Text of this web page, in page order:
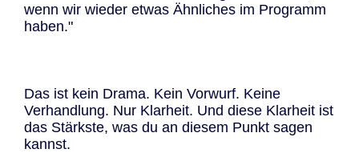
wenn wir wieder etwas Ähnliches im Programm
haben."
Das ist kein Drama. Kein Vorwurf. Keine
Verhandlung. Nur Klarheit. Und diese Klarheit ist
das Stärkste, was du an diesem Punkt sagen
kannst.